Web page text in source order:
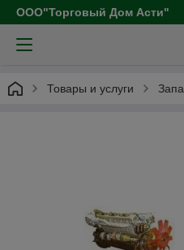
ООО"Торговый Дом Асти"
Товары и услуги